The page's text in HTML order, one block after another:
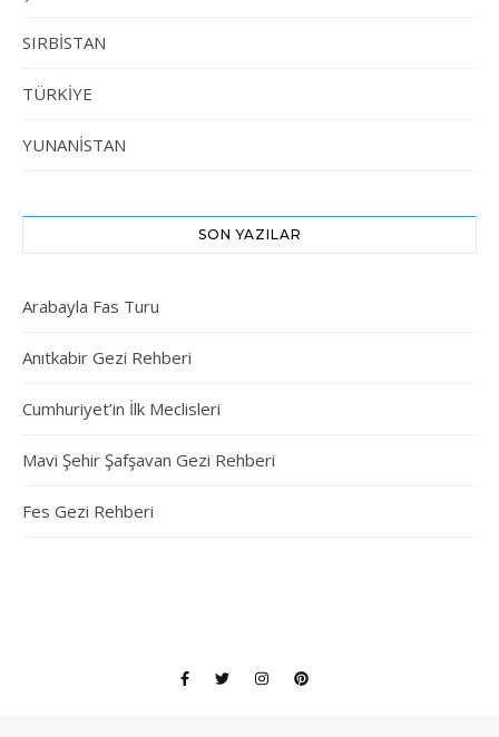
SIRBİSTAN
TÜRKİYE
YUNANİSTAN
SON YAZILAR
Arabayla Fas Turu
Anıtkabir Gezi Rehberi
Cumhuriyet’in İlk Meclisleri
Mavi Şehir Şafşavan Gezi Rehberi
Fes Gezi Rehberi